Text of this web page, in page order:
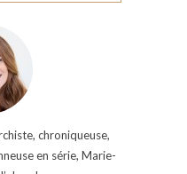
chroniqueuse,
en série, Marie-